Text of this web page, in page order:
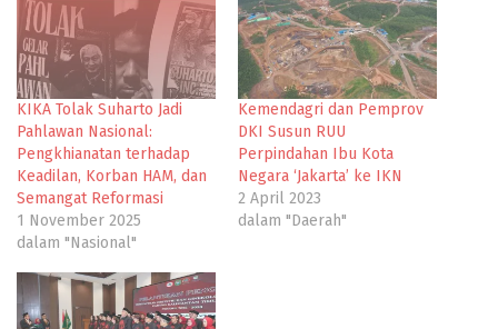
KIKA Tolak Suharto Jadi
Pahlawan Nasional:
Pengkhianatan terhadap
Keadilan, Korban HAM, dan
Semangat Reformasi
1 November 2025
dalam "Nasional"
Kemendagri dan Pemprov
DKI Susun RUU
Perpindahan Ibu Kota
Negara ‘Jakarta’ ke IKN
2 April 2023
dalam "Daerah"